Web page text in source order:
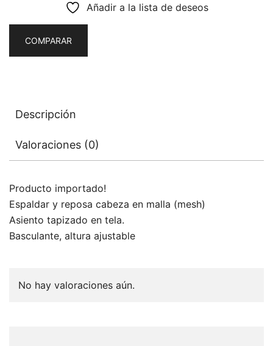
Añadir a la lista de deseos
COMPARAR
Descripción
Valoraciones (0)
Producto importado!
Espaldar y reposa cabeza en malla (mesh)
Asiento tapizado en tela.
Basculante, altura ajustable
No hay valoraciones aún.